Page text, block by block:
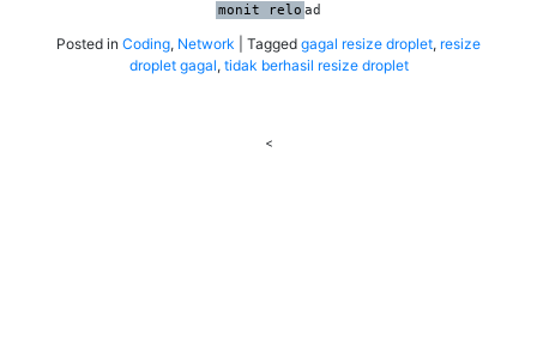
monit relo ad
Posted in Coding, Network Tagged gagal resize droplet, resize
droplet gagal, tidak berhasil resize droplet
<